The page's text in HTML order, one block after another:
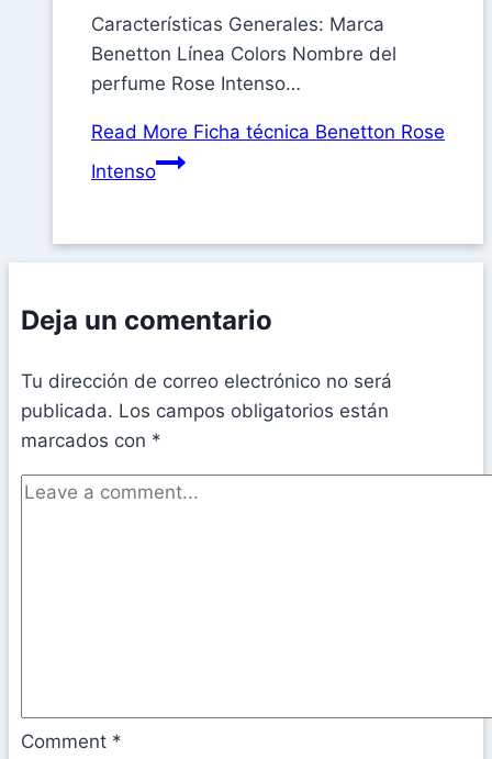
Características Generales: Marca
Benetton Línea Colors Nombre del
perfume Rose Intenso…
Read More Ficha técnica Benetton Rose
Intenso
Deja un comentario
Tu dirección de correo electrónico no será
publicada. Los campos obligatorios están
marcados con *
Comment *